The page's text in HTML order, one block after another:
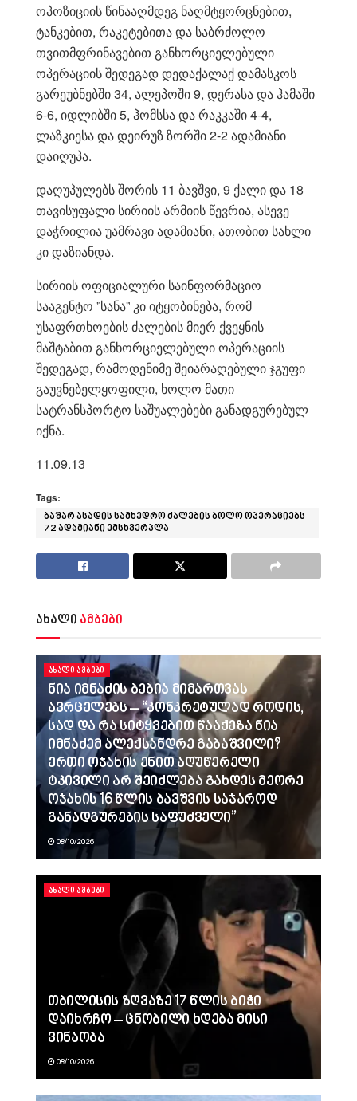
ოპოზიციის წინააღმდეგ ნაღმტყორცნებით,
ტანკებით, რაკეტებითა და საბრძოლო
თვითმფრინავებით განხორციელებული
ოპერაციის შედეგად დედაქალაქ დამასკოს
გარეუბნებში 34, ალეპოში 9, დერასა და ჰამაში
6-6, იდლიბში 5, ჰომსსა და რაკკაში 4-4,
ლაზკიესა და დეირუზ ზორში 2-2 ადამიანი
დაიღუპა.
დაღუპულებს შორის 11 ბავშვი, 9 ქალი და 18
თავისუფალი სირიის არმიის წევრია, ასევე
დაჭრილია უამრავი ადამიანი, ათობით სახლი
კი დაზიანდა.
სირიის ოფიციალური საინფორმაციო
სააგენტო ”სანა” კი იტყობინება, რომ
უსაფრთხოების ძალების მიერ ქვეყნის
მაშტაბით განხორციელებული ოპერაციის
შედეგად, რამოდენიმე შეიარაღებული ჯგუფი
გაუვნებელყოფილი, ხოლო მათი
სატრანსპორტო საშუალებები განადგურებულ
იქნა.
11.09.13
Tags:
ბაშარ ასადის სამხედრო ძალების ბოლო ოპერაციებს
72 ადამიანი ემსხვერპლა
ახალი ამბები
ᲐᲮᲐᲚᲘ ᲐᲛᲑᲔᲑᲘ
ნია იმნაძის ბებია მიმართვას
ავრცელებს – “კონკრეტულად როდის,
სად და რა სიტყვებით წააქეზა ნია
იმნაძემ ალექსანდრე გაბაშვილი?
ერთი ოჯახის ენით აღუწერელი
ტკივილი არ შეიძლება გახდეს მეორე
ოჯახის 16 წლის ბავშვის საჯაროდ
განადგურების საფუძველი”
08/10/2026
ᲐᲮᲐᲚᲘ ᲐᲛᲑᲔᲑᲘ
თბილისის ზღვაზე 17 წლის ბიჭი
დაიხრჩო – ცნობილი ხდება მისი
ვინაობა
08/10/2026